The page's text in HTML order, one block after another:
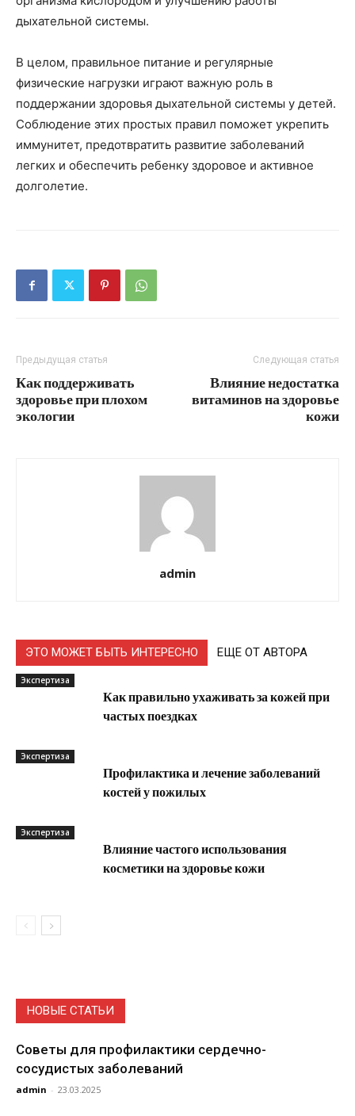
дыхательной системы.
В целом, правильное питание и регулярные
физические нагрузки играют важную роль в
поддержании здоровья дыхательной системы у детей.
Соблюдение этих простых правил поможет укрепить
иммунитет, предотвратить развитие заболеваний
легких и обеспечить ребенку здоровое и активное
долголетие.
Предыдущая статья
Как поддерживать
здоровье при плохом
экологии
Следующая статья
Влияние недостатка
витаминов на здоровье
кожи
admin
ЭТО МОЖЕТ БЫТЬ ИНТЕРЕСНО ЕЩЕ ОТ АВТОРА
Экспертиза
Как правильно ухаживать за кожей при
частых поездках
Экспертиза
Профилактика и лечение заболеваний
костей у пожилых
Экспертиза
Влияние частого использования
косметики на здоровье кожи
НОВЫЕ СТАТЬИ
Советы для профилактики сердечно-
сосудистых заболеваний
admin - 23.03.2025